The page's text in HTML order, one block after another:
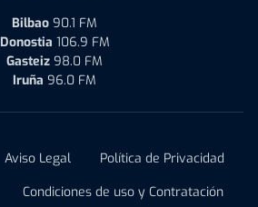
Bilbao 90.1 FM
Donostia 106.9 FM
Gasteiz 98.0 FM
Iruña 96.0 FM
Aviso Legal
Política de Privacidad
Condiciones de uso y Contratación